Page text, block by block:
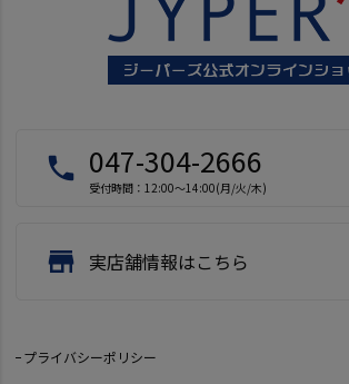
local_phone 047-304-2666
受付時間：12:00～14:00(月/火/木)
store 実店舗情報はこちら
プライバシーポリシー